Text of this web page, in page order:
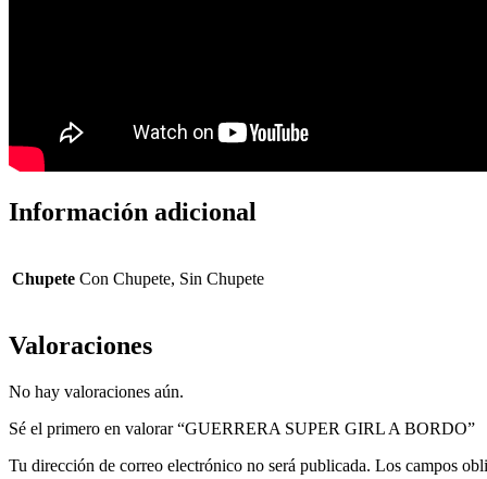
Información adicional
Chupete Con Chupete, Sin Chupete
Valoraciones
No hay valoraciones aún.
Sé el primero en valorar “GUERRERA SUPER GIRL A BORDO”
Tu dirección de correo electrónico no será publicada. Los campos